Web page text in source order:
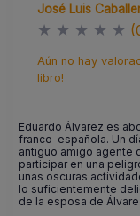
José Luis
★ ★ ★ ★ ★
Aún no hay
libro!
Eduardo Álvarez es
franco-española. Un
antiguo amigo agente
participar en una
unas oscuras
lo suficientemente
de la esposa de